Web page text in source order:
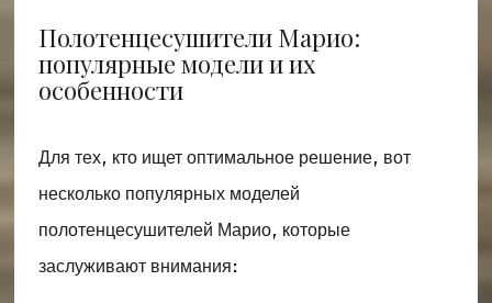
Полотенцесушители Марио:
популярные модели и их
особенности
Для тех, кто ищет оптимальное решение, вот
несколько популярных моделей
полотенцесушителей Марио, которые
заслуживают внимания: